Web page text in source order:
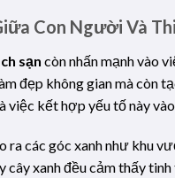
Con Người Và
sạn còn nhấn mạnh vào
đẹp không gian mà còn
việc kết hợp yếu tố này
ra các góc xanh như khu
cây xanh đều cảm thấy